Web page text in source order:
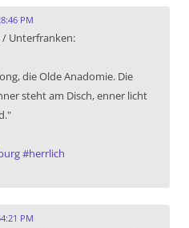
PM
/ Unterfranken:
die Olde Anadomie. Die
steht am Disch, enner licht
#herrlich
PM